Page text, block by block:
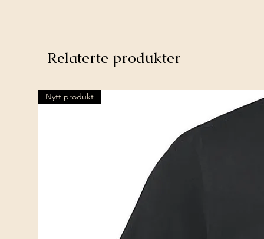
Relaterte produkter
Nytt produkt